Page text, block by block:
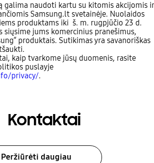
galima naudoti kartu su kitomis akcijomis ir
Samsung.lt svetainėje. Nuolaidos
produktams iki š. m. rugpjūčio 23 d.
siųsime jums komercinius pranešimus,
produktais. Sutikimas yra savanoriškas
kaip tvarkome jūsų duomenis, rasite
puslayje
privacy/.
Kontaktai
Peržiūrėti daugiau